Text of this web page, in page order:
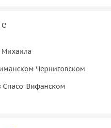
и что послужило
у нас, и как выглядела
церковном деятеле
Платоне
Черниговском
Спасо-Вифанском